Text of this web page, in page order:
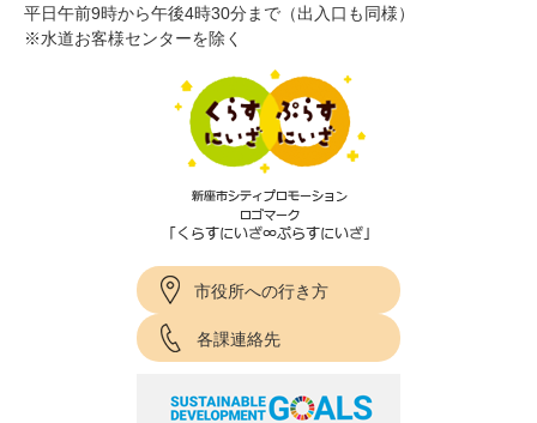
平日午前9時から午後4時30分まで（出入口も同様）
※水道お客様センターを除く
市役所への行き方
各課連絡先